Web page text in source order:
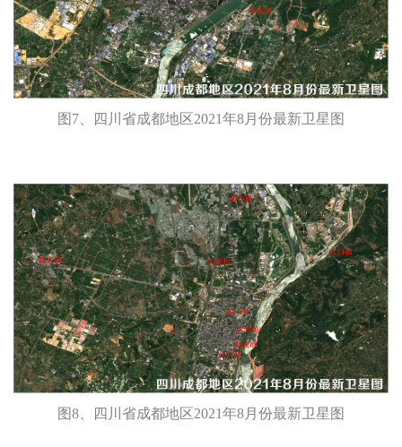
图7、四川省成都地区2021年8月份最新卫星图
图8、四川省成都地区2021年8月份最新卫星图